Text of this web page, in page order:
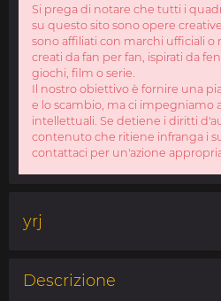
Si prega di notare che tutti i
su questo sito sono opere
sono affiliati con marchi ufficiali o
creati da fan per fan, ispirati da
giochi, film o serie.
Il nostro obiettivo è fornire una
e lo scambio, ma ci impegniamo
intellettuali. Se detiene i diritti
contenuto che ritiene infranga i
contattaci per un'azione
yrj
Descrizione